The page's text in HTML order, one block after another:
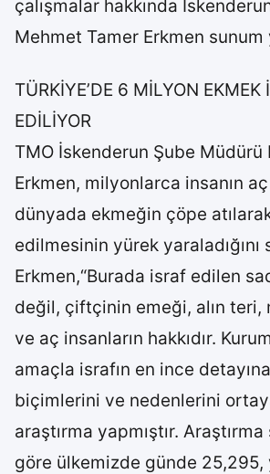
çalışmalar hakkında
Mehmet Tamer Erkmen sunum
TÜRKİYE’DE 6 MİLYON EKMEK
EDİLİYOR
TMO İskenderun Şube
Erkmen, milyonlarca insanın
dünyada ekmeğin çöpe
edilmesinin yürek yaraladığını
Erkmen,“Burada israf edilen
değil, çiftçinin emeği, alın
ve aç insanların hakkıdır.
amaçla israfın en ince
biçimlerini ve nedenlerini
araştırma yapmıştır.
göre ülkemizde günde 25,295,